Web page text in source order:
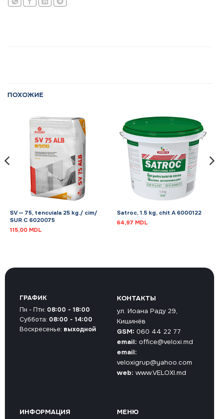
ПОХОЖИЕ
SV — 75, tencuiala 25 kg./ cim/
SUR C 6020075
115,00 MDL
Satroc, 1.5 kg, chit A 6000122
64,97 MDL
КОНТАКТЫ
ул. Иоана Раду 29,
Кишинёв
GSM: 060 44 22 77
email: office@veloxi.md
email:
veloxigrup@yahoo.com
web: www.VELOXI.md
ИНФОРМАЦИЯ МЕНЮ
ГРАФИК
Пн - Птн: 08:00 - 18:00
Суббота: 08:00 - 14:00
Воскресенье: выходной